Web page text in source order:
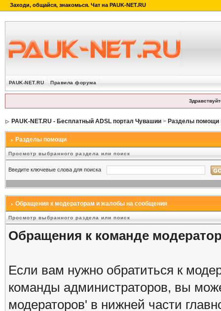
PAUK-NET.RU Правила форума
PAUK-NET.RU - Бесплатный ADSL портал Чувашии> Разделы помощи
Разделы помощи
Просмотр выбранного раздела или поиск
Введите ключевые слова для поиска
Обращения к модераторам и жалобы на сообщения
Просмотр выбранного раздела или поиск
Обращения к команде
Если вам нужно обратиться к
команды администраторов, вы
модераторов' в нижней части